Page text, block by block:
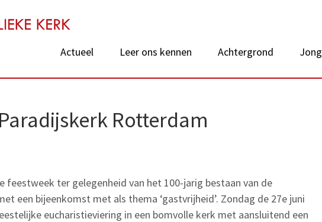
Kerk van Nederland
Actueel Leer ons kennen Achtergrond Jong
Rotterdam
feestweek ter gelegenheid van het 100-jarig bestaan van de
een bijeenkomst met als thema ‘gastvrijheid’. Zondag de 27e juni
eucharistieviering in een bomvolle kerk met aansluitend een